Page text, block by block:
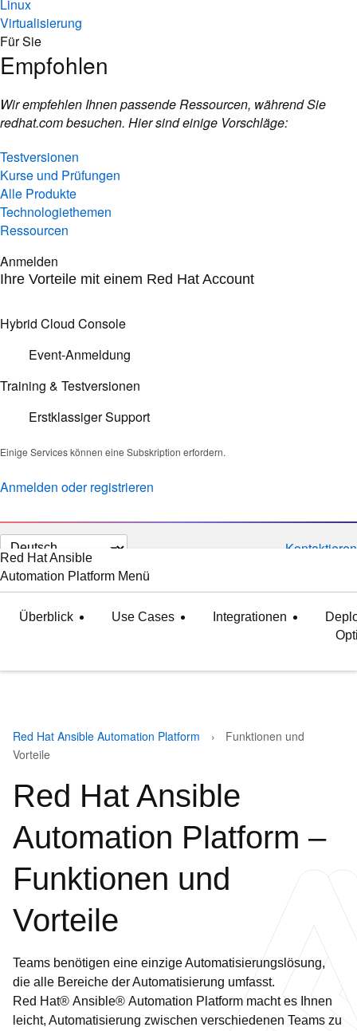
Linux
Virtualisierung
Für Sie
Empfohlen
Wir empfehlen Ihnen passende Ressourcen, während Sie
redhat.com besuchen. Hier sind einige Vorschläge:
Testversionen
Kurse und Prüfungen
Alle Produkte
Technologiethemen
Ressourcen
Anmelden
Ihre Vorteile mit einem Red Hat Account
Hybrid Cloud Console
Event-Anmeldung
Training & Testversionen
Erstklassiger Support
Einige Services können eine Subskription erfordern.
Anmelden oder registrieren
Sprache
auswählen
Kontaktieren
Red Hat Ansible
Automation Platform Menü
Überblick Use Cases Integrationen
Red Hat Ansible Automation Platform
Funktionen und
Vorteile
Red Hat Ansible
Automation Platform –
Funktionen und
Vorteile
Teams benötigen eine einzige Automatisierungslösung,
die alle Bereiche der Automatisierung umfasst.
Red Hat® Ansible® Automation Platform macht es Ihnen
leicht, Automatisierung zwischen verschiedenen Teams zu